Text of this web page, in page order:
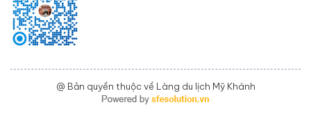
@ Bản quyền thuộc về Làng du lịch Mỹ Khánh